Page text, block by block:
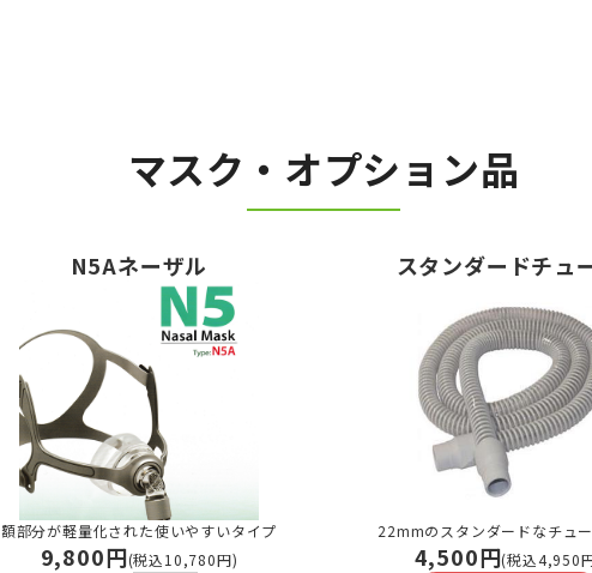
マスク・オプション品
N5Aネーザル
額部分が軽量化された使いやすいタイプ
9,800円(税込10,780円)
スタンダードチュ
22mmのスタンダードなチュ
4,500円(税込4,950